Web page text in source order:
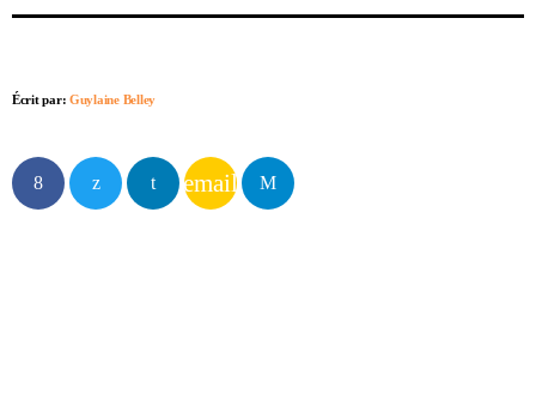
Écrit par:Guylaine Belley
email